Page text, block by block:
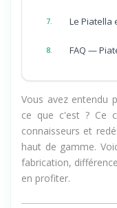
7. Le Piatella
8. FAQ —
Vous avez entendu
ce que c'est ? Ce
connaisseurs et
haut de gamme.
fabrication,
en profiter.